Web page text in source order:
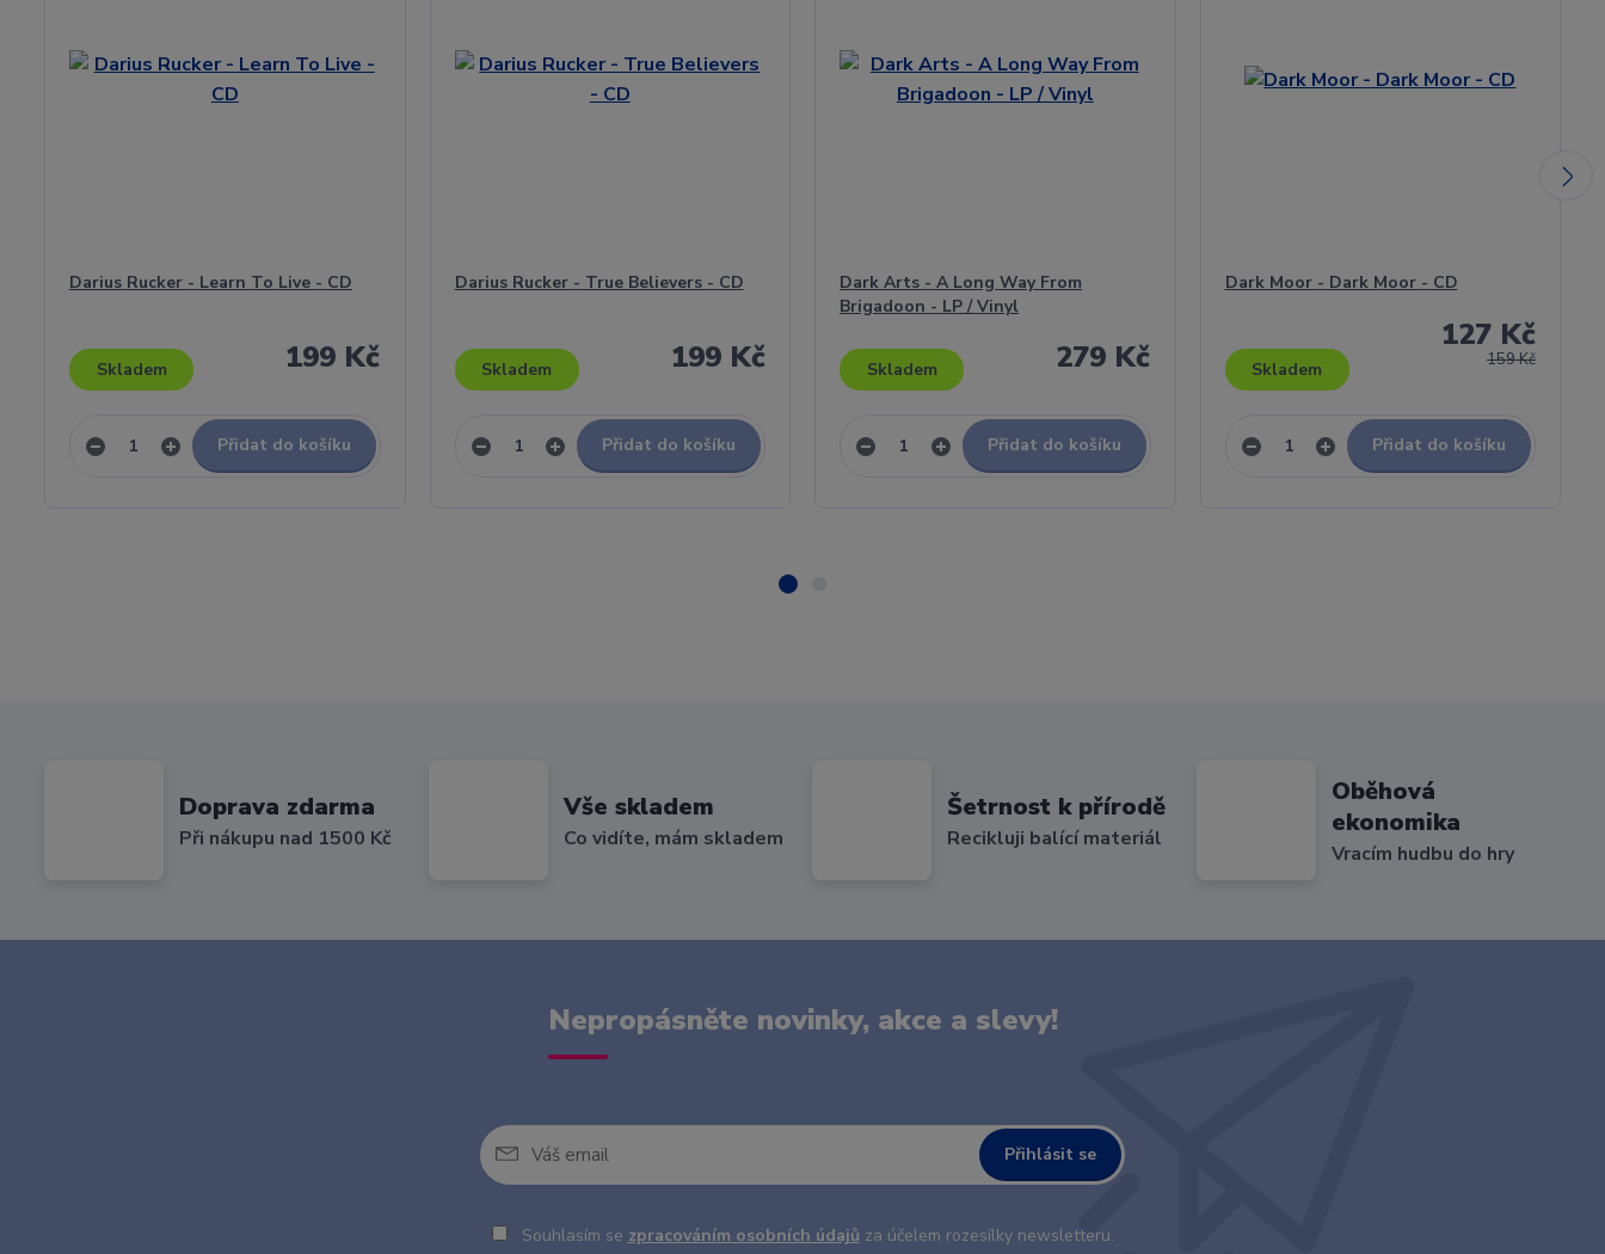
Darius Rucker - Learn To Live - CD
199 Kč
Skladem
Přidat do košíku
Darius Rucker - True Believers - CD
199 Kč
Skladem
Přidat do košíku
Dark Arts - A Long Way From
Brigadoon - LP / Vinyl
279 Kč
Skladem
Přidat do košíku
Dark Moor - Dark Moor - CD
159 Kč
127 Kč
Skladem
Přidat do košíku
Doprava zdarma
Při nákupu nad 1500 Kč
Vše skladem
Co vidíte, mám skladem
Šetrnost k přírodě
Recikluji balící materiál
Oběhová
ekonomika
Vracím hudbu do hry
Nepropásněte novinky, akce a slevy!
Přihlásit se
Souhlasím se zpracováním osobních údajů za účelem rozesílky newsletteru.